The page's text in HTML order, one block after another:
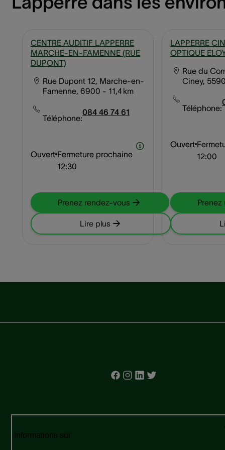
CENTRE AUDITIF LAPPERRE
MARCHE-EN-FAMENNE (RUE
DUPONT)
Rue Dupont 12, Marche-en-
Famenne, 6900 - 11,4 km
Téléphone:
084 46 74 61
Ouvert Fermeture prochaine
12:30
Prenez rendez-vous
Lire plus
LAPPERRE
OPTIQUE
Rue du
Ciney,
Téléphone:
Ouvert
12:00
Informations sur